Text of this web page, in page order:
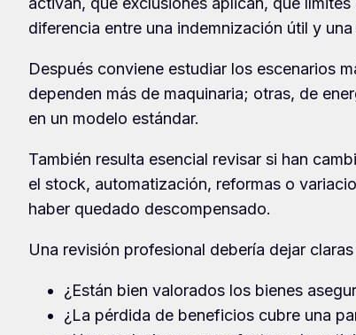
diferencia entre una indemnización útil y
Después conviene estudiar los escenarios
dependen más de maquinaria; otras, de
en un modelo estándar.
También resulta esencial revisar si han
el stock, automatización, reformas o
haber quedado descompensado.
Una revisión profesional debería dejar
¿Están bien valorados los bienes
¿La pérdida de beneficios cubre una